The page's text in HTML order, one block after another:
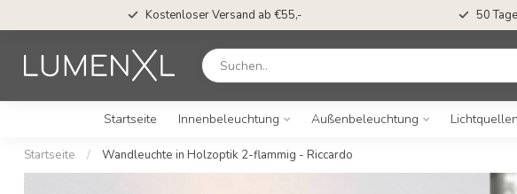
Kostenloser Versand ab €55,- 50
Startseite Innenbeleuchtung Außenbeleuchtung Lichtquellen
Startseite / Wandleuchte in Holzoptik 2-flammig - Riccardo